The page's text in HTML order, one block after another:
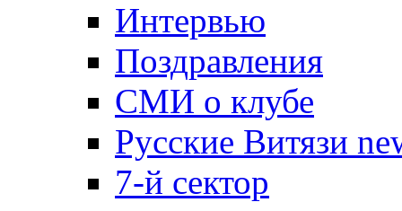
Интервью
Поздравления
СМИ о клубе
Русские Витязи
7-й сектор